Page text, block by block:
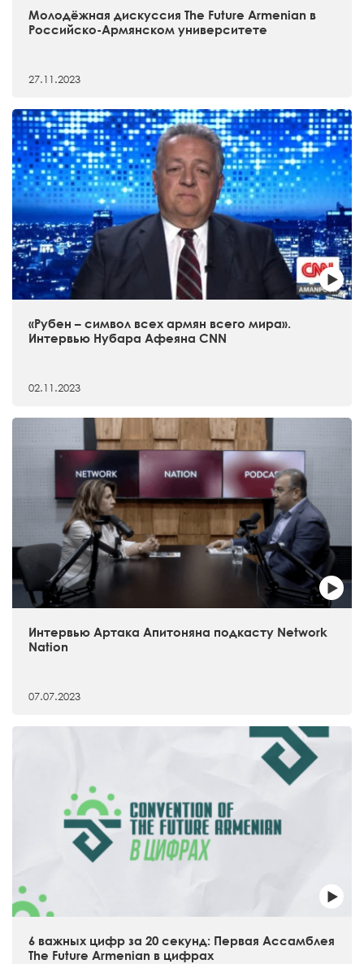
Молодёжная дискуссия The Future Armenian в
Российско-Армянском университете
27.11.2023
«Рубен – символ всех армян всего мира».
Интервью Нубара Афеяна CNN
02.11.2023
Интервью Артака Апитоняна подкасту Network
Nation
07.07.2023
6 важных цифр за 20 секунд: Первая Ассамблея
The Future Armenian в цифрах